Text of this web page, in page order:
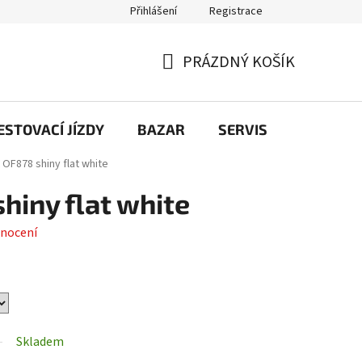
Přihlášení Registrace
KOŠÍK
PRÁZDNÝ KOŠÍK
JÍZDY BAZAR SERVIS
OF878 shiny flat white
flat white
Skladem